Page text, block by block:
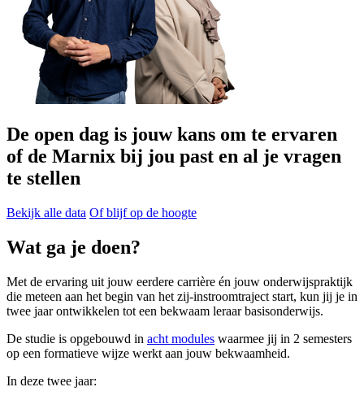
De open dag is jouw kans om te ervaren
of de Marnix bij jou past en al je vragen
te stellen
Bekijk alle data Of blijf op de hoogte
Wat ga je doen?
Met de ervaring uit jouw eerdere carrière én jouw onderwijspraktijk
die meteen aan het begin van het zij-instroomtraject start, kun jij je in
twee jaar ontwikkelen tot een bekwaam leraar basisonderwijs.
De studie is opgebouwd in acht modules waarmee jij in 2 semesters
op een formatieve wijze werkt aan jouw bekwaamheid.
In deze twee jaar: